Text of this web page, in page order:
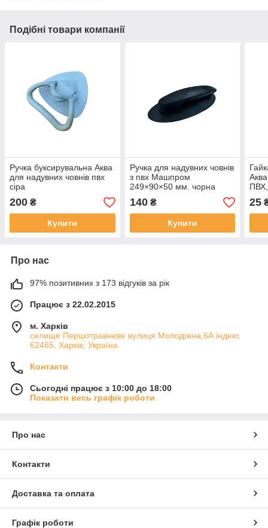
Подібні товари компанії
Ручка буксирувальна Аква
для надувних човнів пвх
сіра
200 ₴
Купити
Ручка для надувних човнів
з пвх Машпром
249×90×50 мм. чорна
140₴
Купити
ПВХ,
25
Про нас
97% позитивних з 173 відгуків за рік
Працює з 22.02.2015
м. Харків
cелище Першотравневе вулиця Молодіжна,6А індекс
62465, Харків, Україна
Контакти
Сьогодні працює з 10:00 до 18:00
Показати весь графік роботи
Про нас
Контакти
Доставка та оплата
Графік роботи